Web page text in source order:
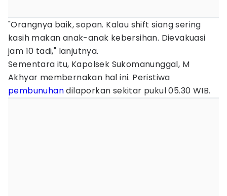
"Orangnya baik, sopan. Kalau shift siang sering
kasih makan anak-anak kebersihan. Dievakuasi
jam 10 tadi," lanjutnya.
Sementara itu, Kapolsek Sukomanunggal, M
Akhyar membernakan hal ini. Peristiwa
pembunuhandilaporkan sekitar pukul 05.30 WIB.